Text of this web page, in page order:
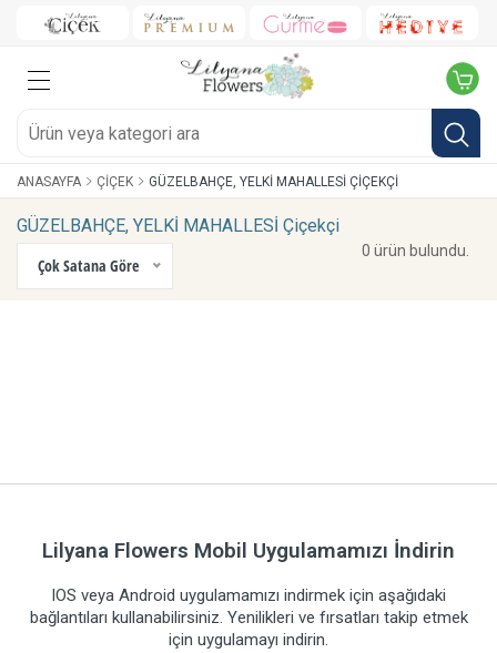
ANASAYFA ÇIÇEK GÜZELBAHÇE, YELKİ MAHALLESİ ÇIÇEKÇI
GÜZELBAHÇE, YELKİ MAHALLESİ Çiçekçi
Çok Satana Göre
0 ürün bulundu.
Lilyana Flowers Mobil Uygulamamızı İndirin
IOS veya Android uygulamamızı indirmek için aşağıdaki
bağlantıları kullanabilirsiniz. Yenilikleri ve fırsatları takip etmek
için uygulamayı indirin.